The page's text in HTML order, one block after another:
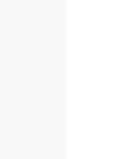
홈페이지